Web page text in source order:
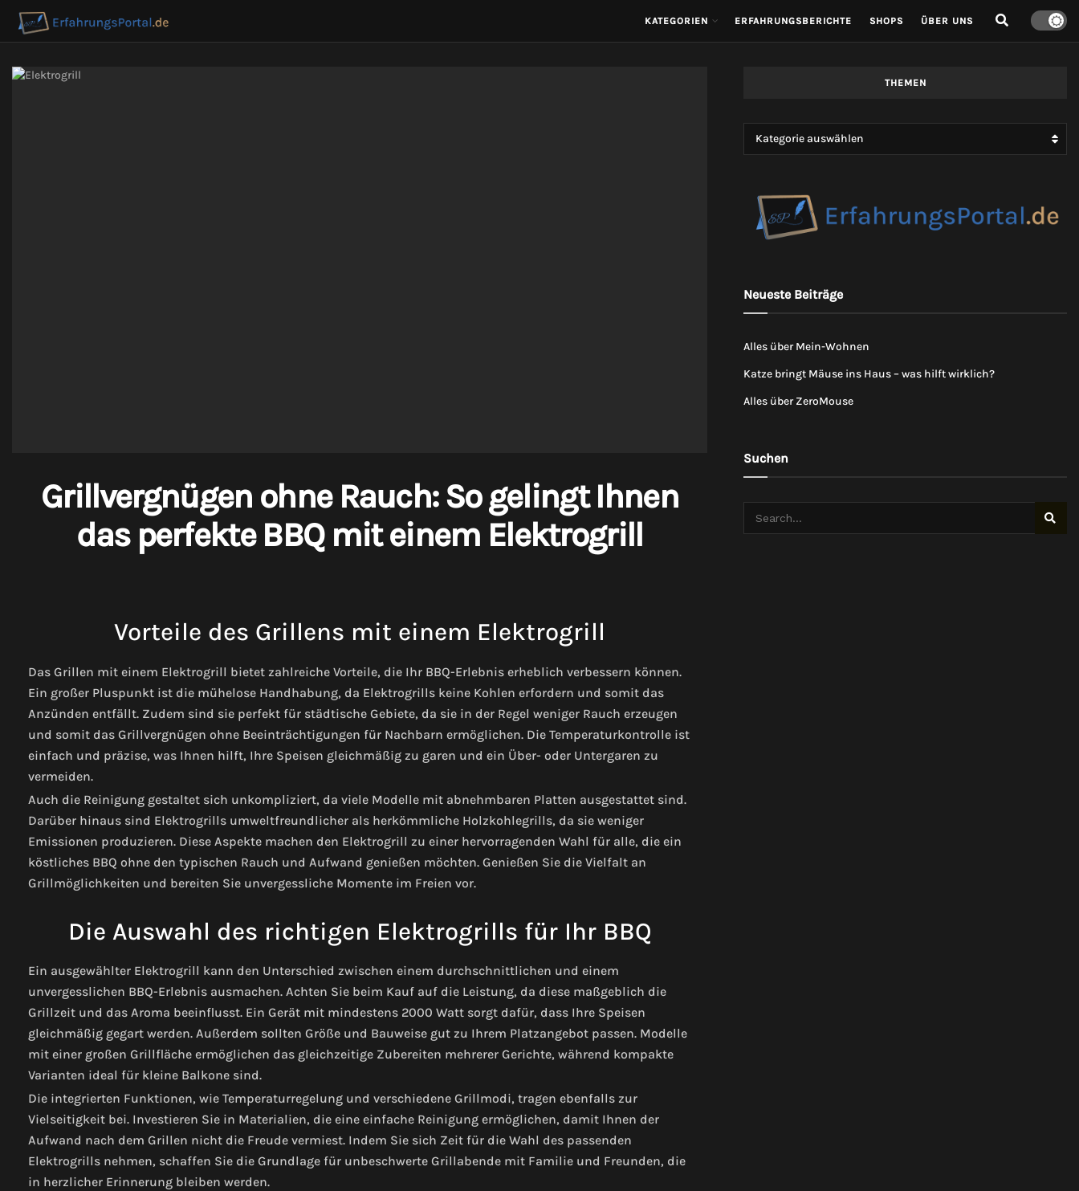
KATEGORIEN ERFAHRUNGSBERICHTE SHOPS ÜBER UNS
Grillvergnügen ohne Rauch: So gelingt Ihnen
das perfekte BBQ mit einem Elektrogrill
Vorteile des Grillens mit einem Elektrogrill
Das Grillen mit einem Elektrogrill bietet zahlreiche Vorteile, die Ihr BBQ-Erlebnis erheblich verbessern können.
Ein großer Pluspunkt ist die mühelose Handhabung, da Elektrogrills keine Kohlen erfordern und somit das
Anzünden entfällt. Zudem sind sie perfekt für städtische Gebiete, da sie in der Regel weniger Rauch erzeugen
und somit das Grillvergnügen ohne Beeinträchtigungen für Nachbarn ermöglichen. Die Temperaturkontrolle ist
einfach und präzise, was Ihnen hilft, Ihre Speisen gleichmäßig zu garen und ein Über- oder Untergaren zu
vermeiden.
Auch die Reinigung gestaltet sich unkompliziert, da viele Modelle mit abnehmbaren Platten ausgestattet sind.
Darüber hinaus sind Elektrogrills umweltfreundlicher als herkömmliche Holzkohlegrills, da sie weniger
Emissionen produzieren. Diese Aspekte machen den Elektrogrill zu einer hervorragenden Wahl für alle, die ein
köstliches BBQ ohne den typischen Rauch und Aufwand genießen möchten. Genießen Sie die Vielfalt an
Grillmöglichkeiten und bereiten Sie unvergessliche Momente im Freien vor.
Die Auswahl des richtigen Elektrogrills für Ihr BBQ
Ein ausgewählter Elektrogrill kann den Unterschied zwischen einem durchschnittlichen und einem
unvergesslichen BBQ-Erlebnis ausmachen. Achten Sie beim Kauf auf die Leistung, da diese maßgeblich die
Grillzeit und das Aroma beeinflusst. Ein Gerät mit mindestens 2000 Watt sorgt dafür, dass Ihre Speisen
gleichmäßig gegart werden. Außerdem sollten Größe und Bauweise gut zu Ihrem Platzangebot passen. Modelle
mit einer großen Grillfläche ermöglichen das gleichzeitige Zubereiten mehrerer Gerichte, während kompakte
Varianten ideal für kleine Balkone sind.
Die integrierten Funktionen, wie Temperaturregelung und verschiedene Grillmodi, tragen ebenfalls zur
Vielseitigkeit bei. Investieren Sie in Materialien, die eine einfache Reinigung ermöglichen, damit Ihnen der
Aufwand nach dem Grillen nicht die Freude vermiest. Indem Sie sich Zeit für die Wahl des passenden
Elektrogrills nehmen, schaffen Sie die Grundlage für unbeschwerte Grillabende mit Familie und Freunden, die
in herzlicher Erinnerung bleiben werden.
THEMEN
Kategorie auswählen
Neueste Beiträge
Alles über Mein-Wohnen
Katze bringt Mäuse ins Haus – was hilft wirklich?
Alles über ZeroMouse
Suchen